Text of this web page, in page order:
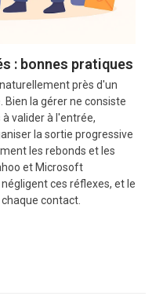
: bonnes pratiques
près d'un
Bien la gérer ne consiste
valider à l'entrée,
la sortie progressive
les rebonds et les
et Microsoft
ces réflexes, et le
chaque contact.